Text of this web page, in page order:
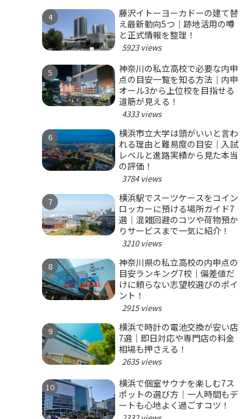
藤沢イトーヨーカドーの建て替
え最新動向5つ｜跡地活用の噂
と正式情報を整理！
5923 views
神奈川の私立高校で必要な内申
点の目安一覧を知る方法｜内申
オール3から上位校を目指せる
道筋が見える！
4333 views
横浜市立大学は頭がいいと言わ
れる理由と難易度の目安｜入試
レベルと進路実績から見た本当
の評価！
3784 views
横浜駅でスーツケースをコイン
ロッカーに預ける場所ガイド7
選｜混雑回避のコツや荷物預か
りサービスまで一気に紹介！
3210 views
神奈川県の私立高校の内申点の
目安ランキング7校｜偏差値だ
けに頼らない志望校選びのポイ
ント！
2915 views
横浜で時計の電池交換が安い店
7選｜即日対応や専門店の料金
相場も押さえる！
2635 views
横浜で個室サウナを楽しむ7ス
ポットの選び方｜一人時間もデ
ートも心地よく過ごすコツ！